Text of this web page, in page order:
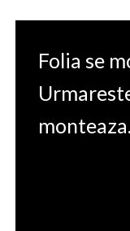
Folia se
monteaza.